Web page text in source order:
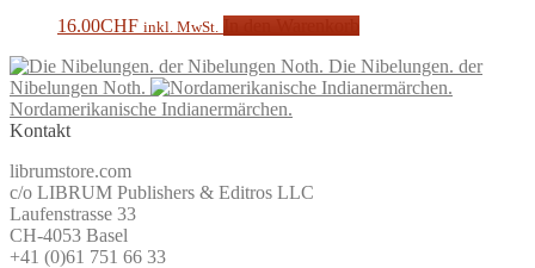
16.00CHF inkl. MwSt.
Die Nibelungen. der
Nibelungen Noth.
Nordamerikanische Indianermärchen.
Kontakt
librumstore.com
c/o LIBRUM Publishers & Editros LLC
Laufenstrasse 33
CH-4053 Basel
+41 (0)61 751 66 33